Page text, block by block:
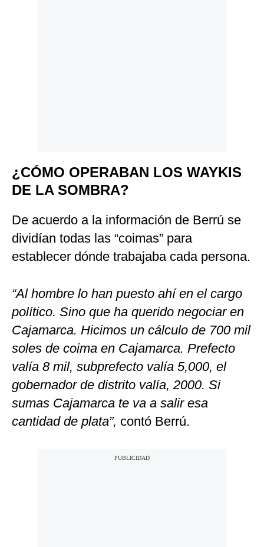
¿CÓMO OPERABAN LOS WAYKIS
DE LA SOMBRA?
De acuerdo a la información de Berrú se
dividían todas las “coimas” para
establecer dónde trabajaba cada persona.
“Al hombre lo han puesto ahí en el cargo
político. Sino que ha querido negociar en
Cajamarca. Hicimos un cálculo de 700 mil
soles de coima en Cajamarca. Prefecto
valía 8 mil, subprefecto valía 5,000, el
gobernador de distrito valía, 2000. Si
sumas Cajamarca te va a salir esa
cantidad de plata”, contó Berrú.